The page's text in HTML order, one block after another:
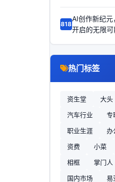
68185
AI创作新纪
开启的无限可
热门标签
资生堂 大头
汽车行业
专
职业生涯
办
资费
小菜
相框
掌门人
国内市场
易